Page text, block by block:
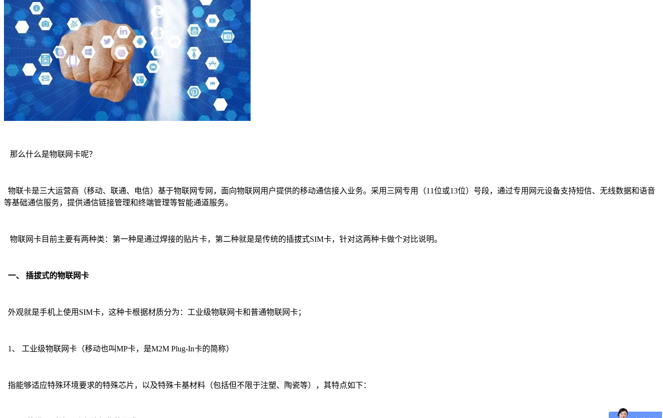
那么什么是物联网卡呢？
物联卡是三大运营商（移动、联通、电信）基于物联网专网，面向物联网用户提供的移动通信接入业务。采用三网专用（11位或13位）号段，通过专用网元设备支持短信、无线数据和语音
等基础通信服务，提供通信链接管理和终端管理等智能通道服务。
物联网卡目前主要有两种类：第一种是通过焊接的贴片卡，第二种就是是传统的插拔式SIM卡，针对这两种卡做个对比说明。
一、 插拔式的物联网卡
外观就是手机上使用SIM卡，这种卡根据材质分为：工业级物联网卡和普通物联网卡；
1、 工业级物联网卡（移动也叫MP卡，是M2M Plug-In卡的简称）
指能够适应特殊环境要求的特殊芯片，以及特殊卡基材料（包括但不限于注塑、陶瓷等），其特点如下：